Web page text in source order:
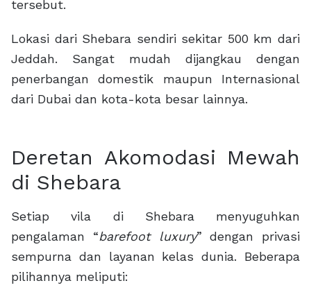
tersebut.
Lokasi dari Shebara sendiri sekitar 500 km dari
Jeddah. Sangat mudah dijangkau dengan
penerbangan domestik maupun Internasional
dari Dubai dan kota-kota besar lainnya.
Deretan Akomodasi Mewah
di Shebara
Setiap vila di Shebara menyuguhkan
pengalaman “barefoot luxury” dengan privasi
sempurna dan layanan kelas dunia. Beberapa
pilihannya meliputi: